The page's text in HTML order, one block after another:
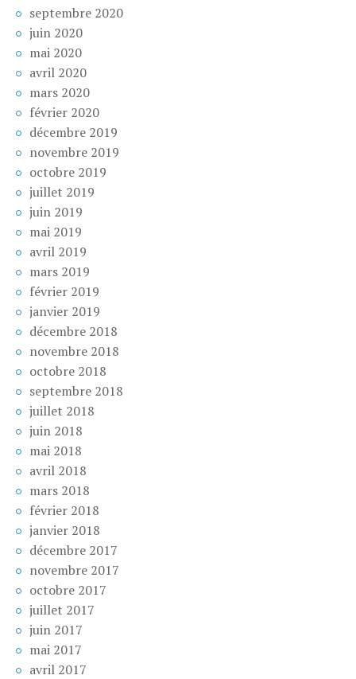
septembre 2020
juin 2020
mai 2020
avril 2020
mars 2020
février 2020
décembre 2019
novembre 2019
octobre 2019
juillet 2019
juin 2019
mai 2019
avril 2019
mars 2019
février 2019
janvier 2019
décembre 2018
novembre 2018
octobre 2018
septembre 2018
juillet 2018
juin 2018
mai 2018
avril 2018
mars 2018
février 2018
janvier 2018
décembre 2017
novembre 2017
octobre 2017
juillet 2017
juin 2017
mai 2017
avril 2017